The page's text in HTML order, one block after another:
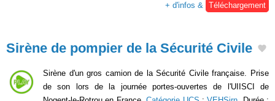
+ d'infos & Téléchargement
Sirène de pompier de la Sécurité Civile
Sirène d'un gros camion de la Sécurité Civile française. Prise
de son lors de la journée portes-ouvertes de l'UIISCI de